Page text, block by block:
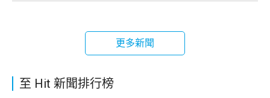
更多新聞
至 Hit 新聞排行榜